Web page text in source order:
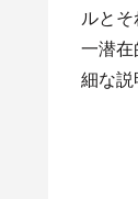
ルと
一潜
細な説